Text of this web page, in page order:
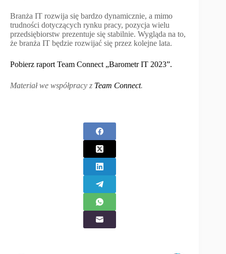
Branża IT rozwija się bardzo dynamicznie, a mimo
trudności dotyczących rynku pracy, pozycja wielu
przedsiębiorstw prezentuje się stabilnie. Wygląda na to,
że branża IT będzie rozwijać się przez kolejne lata.
Pobierz raport Team Connect „Barometr IT 2023”.
Materiał we współpracy z Team Connect.